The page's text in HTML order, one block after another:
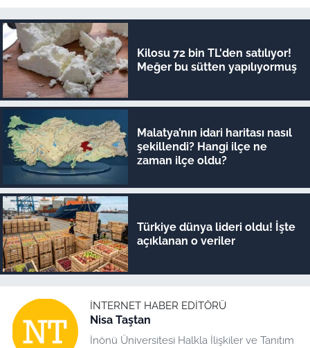
Kilosu 72 bin TL'den satılıyor!
Meğer bu sütten yapılıyormuş
Malatya’nın idari haritası nasıl
şekillendi? Hangi ilçe ne
zaman ilçe oldu?
Türkiye dünya lideri oldu! İşte
açıklanan o veriler
İNTERNET HABER EDITÖRÜ
Nisa Taştan
İnönü Üniversitesi Halkla İlişkiler ve Tanıtım